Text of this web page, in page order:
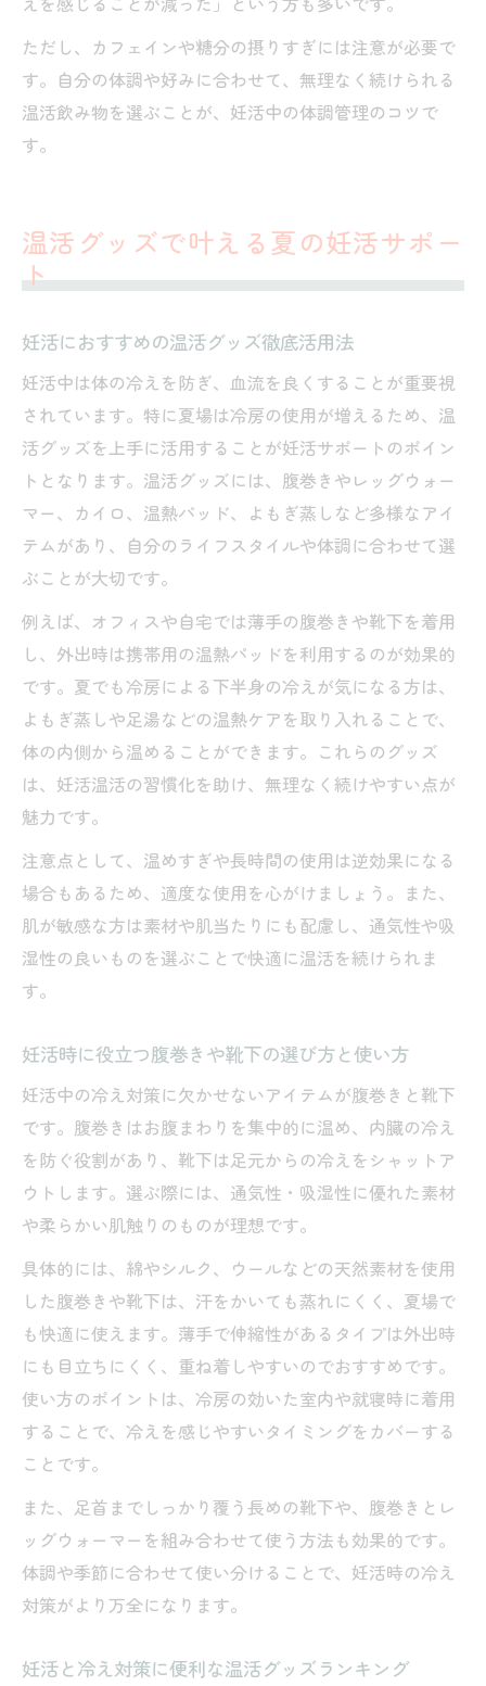
えを感じることが減った」という方も多いです。
ただし、カフェインや糖分の摂りすぎには注意が必要で
す。自分の体調や好みに合わせて、無理なく続けられる
温活飲み物を選ぶことが、妊活中の体調管理のコツで
す。
温活グッズで叶える夏の妊活サポー
ト
妊活におすすめの温活グッズ徹底活用法
妊活中は体の冷えを防ぎ、血流を良くすることが重要視
されています。特に夏場は冷房の使用が増えるため、温
活グッズを上手に活用することが妊活サポートのポイン
トとなります。温活グッズには、腹巻きやレッグウォー
マー、カイロ、温熱パッド、よもぎ蒸しなど多様なアイ
テムがあり、自分のライフスタイルや体調に合わせて選
ぶことが大切です。
例えば、オフィスや自宅では薄手の腹巻きや靴下を着用
し、外出時は携帯用の温熱パッドを利用するのが効果的
です。夏でも冷房による下半身の冷えが気になる方は、
よもぎ蒸しや足湯などの温熱ケアを取り入れることで、
体の内側から温めることができます。これらのグッズ
は、妊活温活の習慣化を助け、無理なく続けやすい点が
魅力です。
注意点として、温めすぎや長時間の使用は逆効果になる
場合もあるため、適度な使用を心がけましょう。また、
肌が敏感な方は素材や肌当たりにも配慮し、通気性や吸
湿性の良いものを選ぶことで快適に温活を続けられま
す。
妊活時に役立つ腹巻きや靴下の選び方と使い方
妊活中の冷え対策に欠かせないアイテムが腹巻きと靴下
です。腹巻きはお腹まわりを集中的に温め、内臓の冷え
を防ぐ役割があり、靴下は足元からの冷えをシャットア
ウトします。選ぶ際には、通気性・吸湿性に優れた素材
や柔らかい肌触りのものが理想です。
具体的には、綿やシルク、ウールなどの天然素材を使用
した腹巻きや靴下は、汗をかいても蒸れにくく、夏場で
も快適に使えます。薄手で伸縮性があるタイプは外出時
にも目立ちにくく、重ね着しやすいのでおすすめです。
使い方のポイントは、冷房の効いた室内や就寝時に着用
することで、冷えを感じやすいタイミングをカバーする
ことです。
また、足首までしっかり覆う長めの靴下や、腹巻きとレ
ッグウォーマーを組み合わせて使う方法も効果的です。
体調や季節に合わせて使い分けることで、妊活時の冷え
対策がより万全になります。
妊活と冷え対策に便利な温活グッズランキング